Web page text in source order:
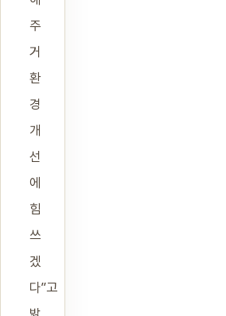
주
거
환
경
개
선
에
힘
쓰
겠
다”고